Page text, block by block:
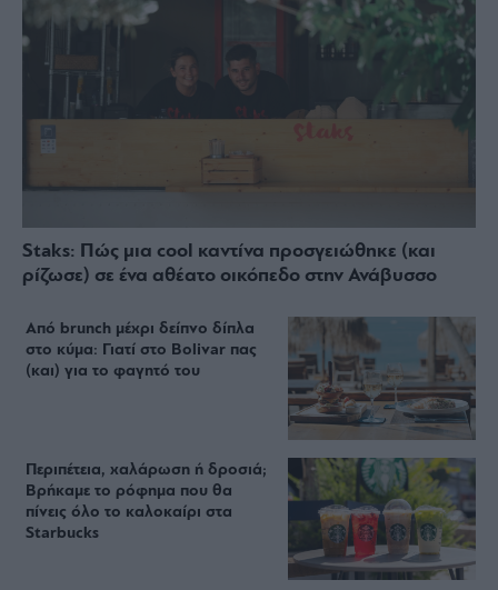
Staks: Πώς μια cool καντίνα προσγειώθηκε (και
ρίζωσε) σε ένα αθέατο οικόπεδο στην Ανάβυσσο
Από brunch μέχρι δείπνο δίπλα
στο κύμα: Γιατί στο Bolivar πας
(και) για το φαγητό του
Περιπέτεια, χαλάρωση ή δροσιά;
Βρήκαμε το ρόφημα που θα
πίνεις όλο το καλοκαίρι στα
Starbucks